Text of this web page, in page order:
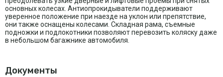
основных колесах. Антиопрокидыватели поддерживают
уверенное положение при наезде на уклон или препятствие,
они также оснащены колесами. Складная рама, съемные
подножки и подлокотники позволяют перевозить коляску даже
в небольшом багажнике автомобиля.
Документы